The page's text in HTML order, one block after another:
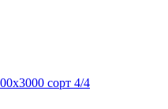
сорт 4/4